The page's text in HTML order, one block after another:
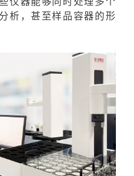
析，甚至样品容器的形